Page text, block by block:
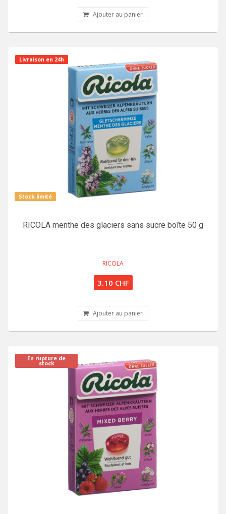
Ajouter au panier
Livraison en 24h
Stock limité
RICOLA menthe des glaciers sans sucre boîte 50 g
RICOLA
3.10 CHF
Ajouter au panier
En rupture de
stock